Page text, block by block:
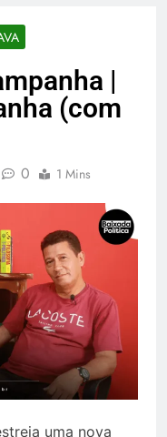
|
(com
0 1 Mins
uma nova